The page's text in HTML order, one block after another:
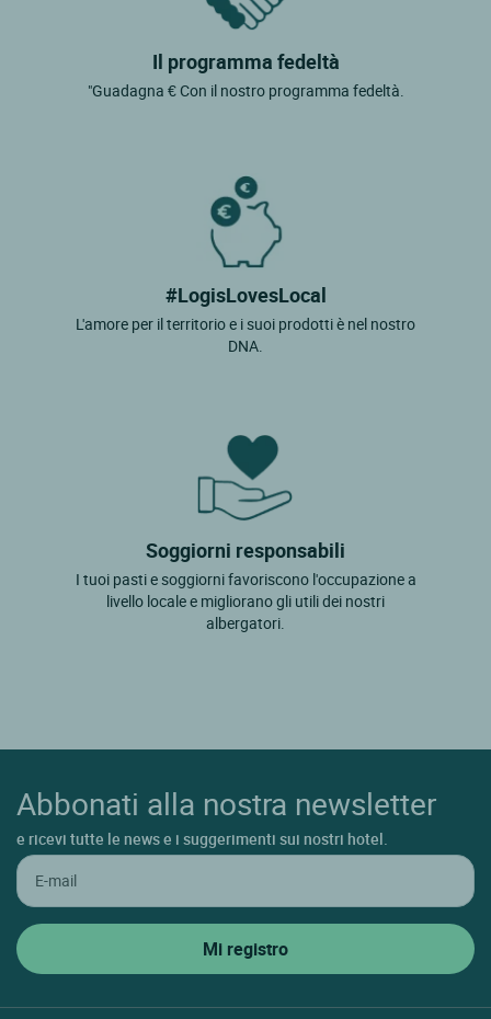
Il programma fedeltà
"Guadagna € Con il nostro programma fedeltà.
#LogisLovesLocal
L'amore per il territorio e i suoi prodotti è nel nostro
DNA.
Soggiorni responsabili
I tuoi pasti e soggiorni favoriscono l'occupazione a
livello locale e migliorano gli utili dei nostri
albergatori.
Abbonati alla nostra newsletter
e ricevi tutte le news e i suggerimenti sui nostri hotel.